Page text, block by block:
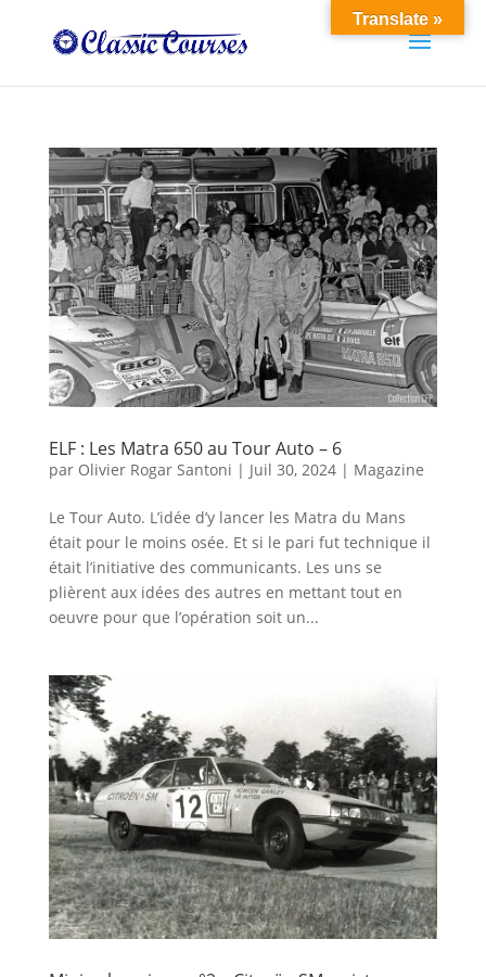
ELF : Les Matra 650 au Tour Auto – 6
par Olivier Rogar Santoni | Juil 30, 2024| Magazine
Le Tour Auto. L’idée d’y lancer les Matra du Mans
était pour le moins osée. Et si le pari fut technique il
était l’initiative des communicants. Les uns se
plièrent aux idées des autres en mettant tout en
oeuvre pour que l’opération soit un...
Translate »